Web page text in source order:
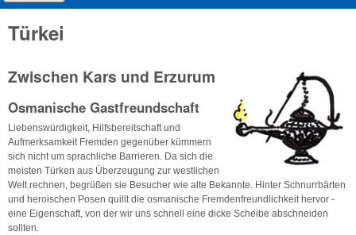
Türkei
Zwischen Kars und Erzurum
Osmanische Gastfreundschaft
Liebenswürdigkeit, Hilfsbereitschaft und
Aufmerksamkeit Fremden gegenüber kümmern
sich nicht um sprachliche Barrieren. Da sich die
meisten Türken aus Überzeugung zur westlichen
Welt rechnen, begrüßen sie Besucher wie alte Bekannte. Hinter Schnurrbärten
und heroischen Posen quillt die osmanische Fremdenfreundlichkeit hervor -
eine Eigenschaft, von der wir uns schnell eine dicke Scheibe abschneiden
sollten.